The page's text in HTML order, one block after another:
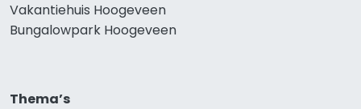
Vakantiehuis Hoogeveen
Bungalowpark Hoogeveen
Thema’s